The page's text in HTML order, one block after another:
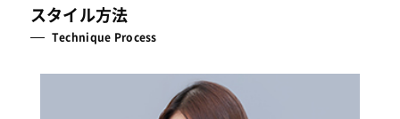
スタイル方法
Technique Process